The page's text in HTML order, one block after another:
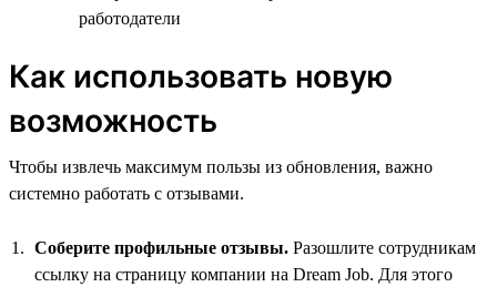
работодатели
Как использовать новую
возможность
Чтобы извлечь максимум пользы из обновления, важно
системно работать с отзывами.
Соберите профильные отзывы. Разошлите сотрудникам
ссылку на страницу компании на Dream Job. Для этого